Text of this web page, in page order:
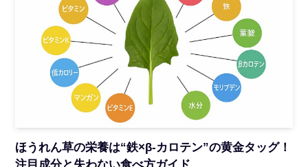
ほうれん草の栄養は“鉄×β-カロテン”の黄金タッグ！